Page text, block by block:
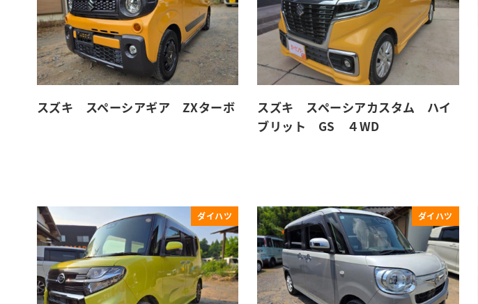
スズキ スペーシアギア ZXターボ
スズキ スペーシアカスタム ハイ
ブリット GS ４WD
ダイハツ ダイハツ